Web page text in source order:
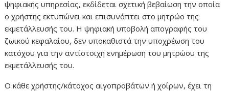
ψηφιακής υπηρεσίας, εκδίδεται σχετική βεβαίωση την οποία
ο χρήστης εκτυπώνει και επισυνάπτει στο μητρώο της
εκμετάλλευσής του. Η ψηφιακή υποβολή απογραφής του
ζωικού κεφαλαίου, δεν υποκαθιστά την υποχρέωση του
κατόχου για την αντίστοιχη ενημέρωση του μητρώου της
εκμετάλλευσής του.
Ο κάθε χρήστης/κάτοχος αιγοπροβάτων ή χοίρων, έχει τη